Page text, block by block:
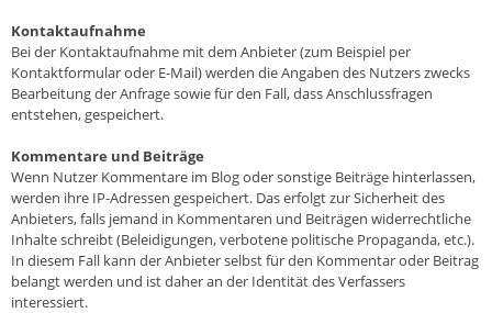
Kontaktaufnahme
Bei der Kontaktaufnahme mit dem Anbieter (zum Beispiel per
Kontaktformular oder E-Mail) werden die Angaben des Nutzers zwecks
Bearbeitung der Anfrage sowie für den Fall, dass Anschlussfragen
entstehen, gespeichert.
Kommentare und Beiträge
Wenn Nutzer Kommentare im Blog oder sonstige Beiträge hinterlassen,
werden ihre IP-Adressen gespeichert. Das erfolgt zur Sicherheit des
Anbieters, falls jemand in Kommentaren und Beiträgen widerrechtliche
Inhalte schreibt (Beleidigungen, verbotene politische Propaganda, etc.).
In diesem Fall kann der Anbieter selbst für den Kommentar oder Beitrag
belangt werden und ist daher an der Identität des Verfassers
interessiert.